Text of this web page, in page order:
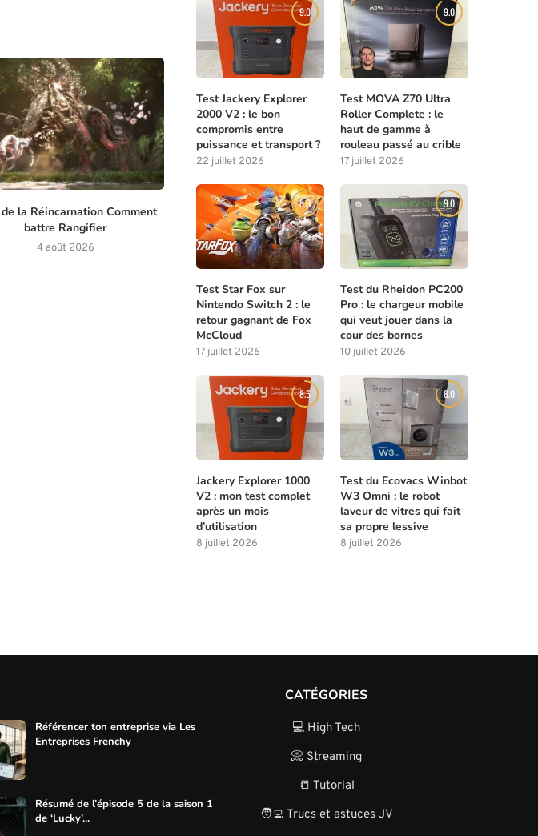
la Réincarnation Comment
battre Rangifier
4 août 2026
Meilleures compétences à débloquer
tôt dans Beast of...
4 août 2026
Les solutions de chasse à
9.0
Test Jackery Explorer
2000 V2 : le bon
compromis entre
puissance et transport ?
22 juillet 2026
9.0
Test MOVA Z70 Ultra
Roller Complete : le
haut de gamme à
rouleau passé au crible
17 juillet 2026
8.0
Test Star Fox sur
Nintendo Switch 2 : le
retour gagnant de Fox
McCloud
17 juillet 2026
9.0
Test du Rheidon PC200
Pro : le chargeur mobile
qui veut jouer dans la
cour des bornes
10 juillet 2026
8.5
Jackery Explorer 1000
V2 : mon test complet
après un mois
d’utilisation
8 juillet 2026
8.0
Test du Ecovacs Winbot
W3 Omni : le robot
laveur de vitres qui fait
sa propre lessive
8 juillet 2026
Référencer ton entreprise via Les
Entreprises Frenchy
Résumé de l’épisode 5 de la saison 1
de ‘Lucky’...
CATÉGORIES
💻 High Tech
📀 Streaming
📒 Tutorial
🧑‍💻 Trucs et astuces JV